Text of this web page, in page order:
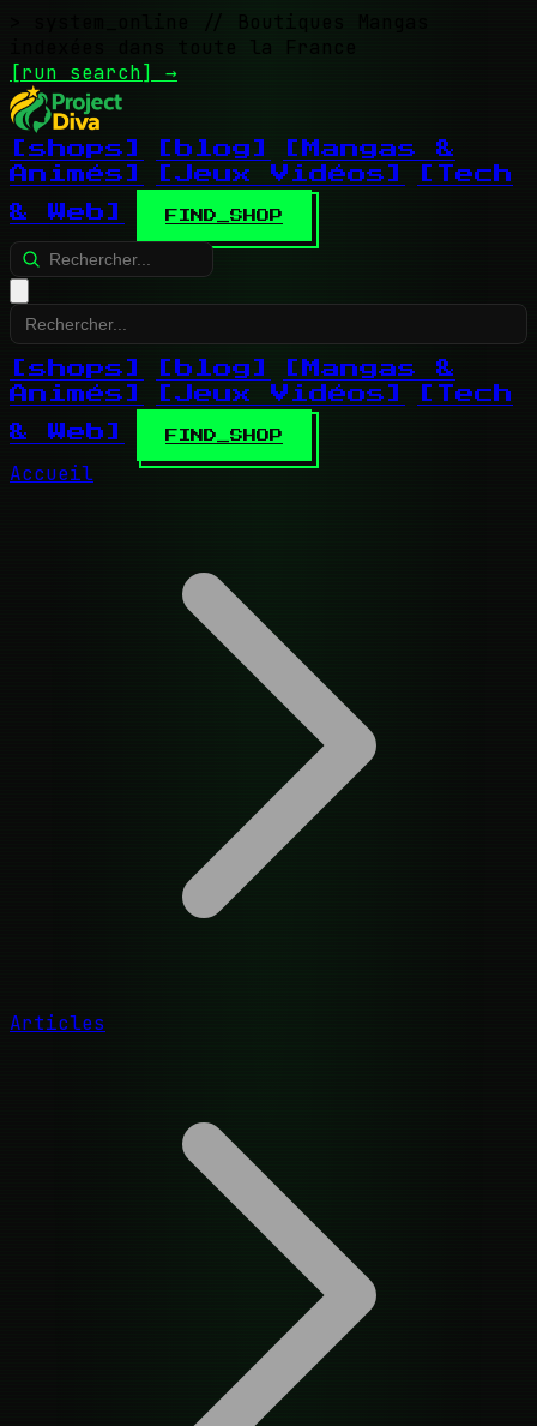
// Boutiques Mangas
indexées dans toute la France
[run search] →
[shops] [blog]
[Mangas &
Animés]
[Jeux Vidéos]
[Tech
& Web]
FIND_SHOP
[shops] [blog]
[Mangas &
Animés]
[Jeux Vidéos]
[Tech
& Web]
FIND_SHOP
Accueil
Articles